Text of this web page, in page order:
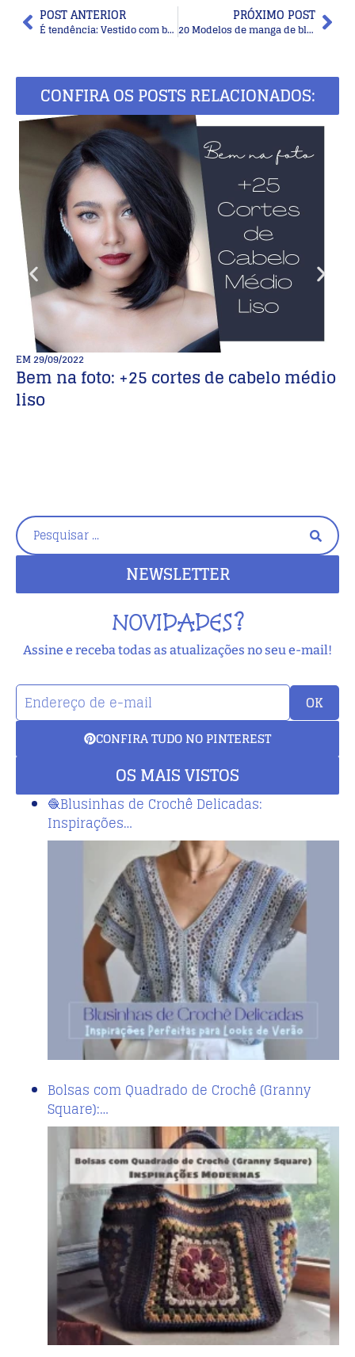
POST ANTERIOR
É tendência: Vestido com botões frontais
PRÓXIMO POST
20 Modelos de manga de blusa de crochê para copiar
CONFIRA OS POSTS RELACIONADOS:
EM29/09/2022
Bem na foto: +25 cortes de cabelo médio
liso
NEWSLETTER
NOVIDADES?
Assine e receba todas as atualizações no seu e-mail!
OK
CONFIRA TUDO NO PINTEREST
OS MAIS VISTOS
🧶Blusinhas de Crochê Delicadas:
Inspirações…
Bolsas com Quadrado de Crochê (Granny
Square):…